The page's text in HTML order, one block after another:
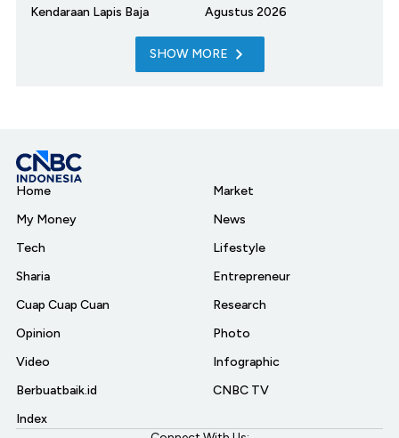
Kendaraan Lapis Baja
Agustus 2026
SHOW MORE
Home
My Money
Tech
Sharia
Cuap Cuap Cuan
Opinion
Video
Berbuatbaik.id
Index
Market
News
Lifestyle
Entrepreneur
Research
Photo
Infographic
CNBC TV